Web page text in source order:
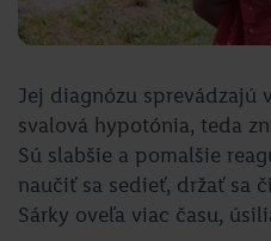
Jej diagnózu sprevádzajú
svalová hypotónia, teda
Sú slabšie a pomalšie
naučiť sa sedieť, držať sa
Sárky oveľa viac času,